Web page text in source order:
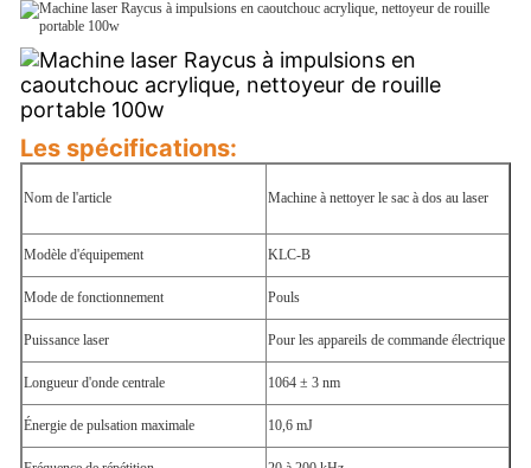
Les spécifications:
Nom de l'article Machine à nettoyer le sac à dos au laser
Modèle d'équipement KLC-B
Mode de fonctionnement Pouls
Puissance laser Pour les appareils de commande électrique
Longueur d'onde centrale 1064 ± 3 nm
Énergie de pulsation maximale 10,6 mJ